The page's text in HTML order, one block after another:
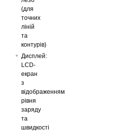
(для
точних
ліній
та
контурів)
Дисплей:
LCD-
екран
з
відображенням
рівня
заряду
та
швидкості